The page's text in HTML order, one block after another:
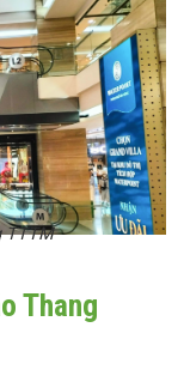
TTTM
Thang